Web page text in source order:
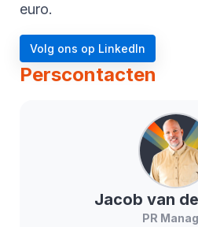
euro.
Volg ons op LinkedIn
Perscontacten
Jacob van
PR